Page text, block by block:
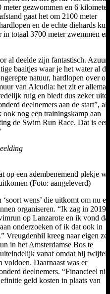
gezwommen en 6 kilometer
gaat het om 2100 meter
en de echte diehards
in totaal 3700 meter zwemmen
al deelde zijn fantastisch.
baaitjes waar je het water al
natuur, hardlopen over
van Alcudia: het zit er
ruig en biedt dus zeker
deelnemers aan de start”,
nog een trainingskamp aan
de Swim Run Race. Dat is
op een adembenemend plekje
(Foto: aangeleverd)
wens’ die uitkomt om nu
organiseren. “Ik zag in 2019
op Lanzarote en ik vond
onderzoeken of ik dat ook in
Vreugdenhil kreeg naar eigen
in het Amsterdamse Bos te
uiteindelijk vanaf omdat hij
voldoen. Daarnaast was er
deelnemers. “Financieel
geld kosten in plaats van